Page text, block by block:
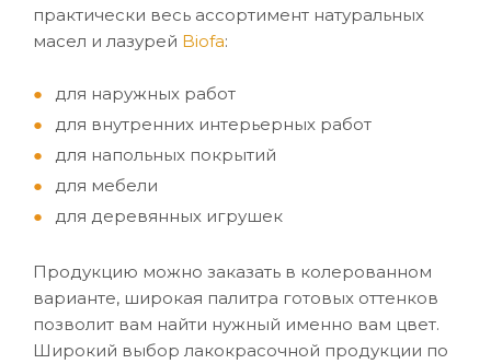
практически весь ассортимент натуральных
масел и лазурей Biofa:
для наружных работ
для внутренних интерьерных работ
для напольных покрытий
для мебели
для деревянных игрушек
Продукцию можно заказать в колерованном
варианте, широкая палитра готовых оттенков
позволит вам найти нужный именно вам цвет.
Широкий выбор лакокрасочной продукции по